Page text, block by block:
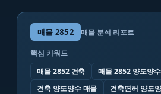
매물 2852 매물 분석 리포트
핵심 키워드
매물 2852 건축
매물 2852 양도양수
건축 양도양수 매물
건축면허 양도